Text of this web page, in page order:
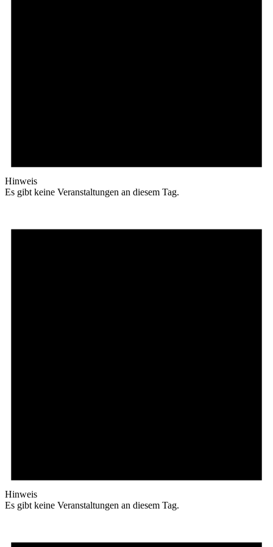
Hinweis
Es gibt keine Veranstaltungen an diesem Tag.
Hinweis
Es gibt keine Veranstaltungen an diesem Tag.